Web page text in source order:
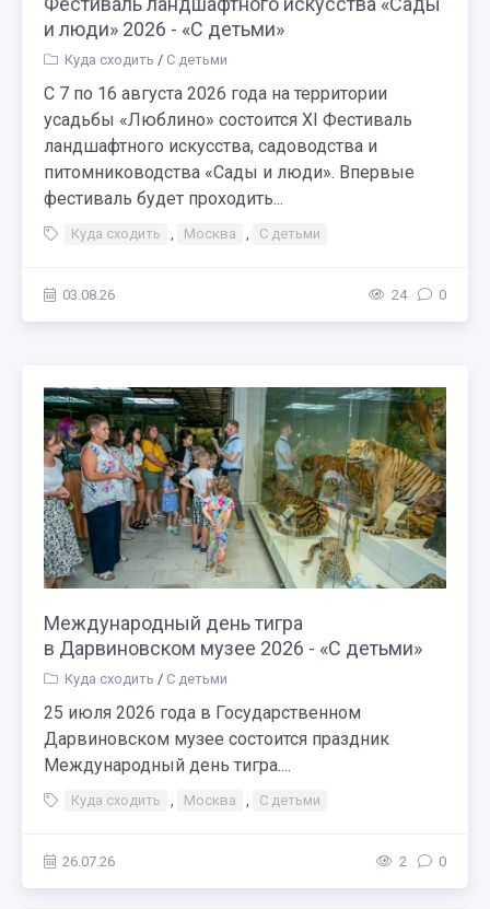
и люди» 2026 - «С детьми»
Куда сходить / С детьми
С 7 по 16 августа 2026 года на территории
усадьбы «Люблино» состоится XI Фестиваль
ландшафтного искусства, садоводства и
питомниководства «Сады и люди». Впервые
фестиваль будет проходить...
Куда сходить , Москва , С детьми
03.08.26 24 0
Международный день тигра
в Дарвиновском музее 2026 - «С детьми»
Куда сходить / С детьми
25 июля 2026 года в Государственном
Дарвиновском музее состоится праздник
Международный день тигра....
Куда сходить , Москва , С детьми
26.07.26 2 0